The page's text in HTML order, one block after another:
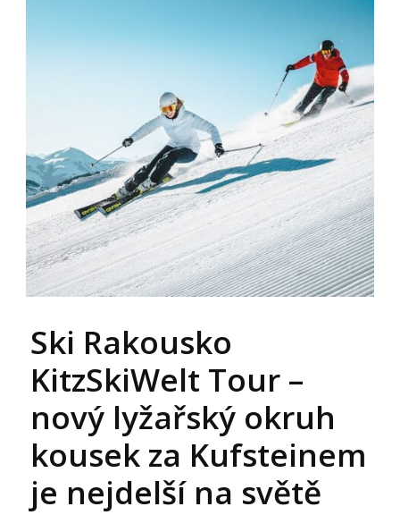
Ski Rakousko
KitzSkiWelt Tour –
nový lyžařský okruh
kousek za Kufsteinem
je nejdelší na světě